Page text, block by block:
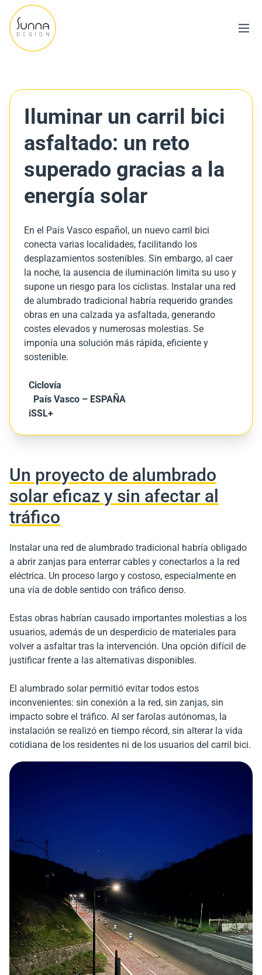
Iluminar un carril bici
asfaltado: un reto
superado gracias a la
energía solar
En el País Vasco español, un nuevo carril bici
conecta varias localidades, facilitando los
desplazamientos sostenibles. Sin embargo, al caer
la noche, la ausencia de iluminación limita su uso y
supone un riesgo para los ciclistas. Instalar una red
de alumbrado tradicional habría requerido grandes
obras en una calzada ya asfaltada, generando
costes elevados y numerosas molestias. Se
imponía una solución más rápida, eficiente y
sostenible.
Ciclovía
País Vasco – ESPAÑA
iSSL+
Un proyecto de alumbrado
solar eficaz y sin afectar al
tráfico
Instalar una red de alumbrado tradicional habría obligado
a abrir zanjas para enterrar cables y conectarlos a la red
eléctrica. Un proceso largo y costoso, especialmente en
una vía de doble sentido con tráfico denso.
Estas obras habrían causado importantes molestias a los
usuarios, además de un desperdicio de materiales para
volver a asfaltar tras la intervención. Una opción difícil de
justificar frente a las alternativas disponibles.
El alumbrado solar permitió evitar todos estos
inconvenientes: sin conexión a la red, sin zanjas, sin
impacto sobre el tráfico. Al ser farolas autónomas, la
instalación se realizó en tiempo récord, sin alterar la vida
cotidiana de los residentes ni de los usuarios del carril bici.